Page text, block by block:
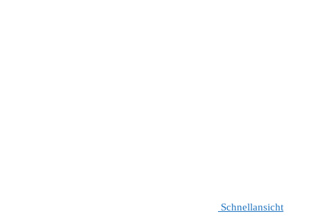
Schnellansicht